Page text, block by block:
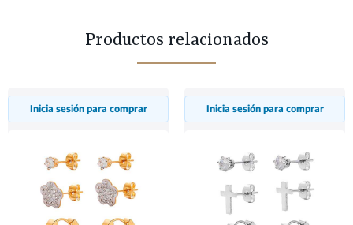
Productos relacionados
Inicia sesión para comprar Inicia sesión para comprar